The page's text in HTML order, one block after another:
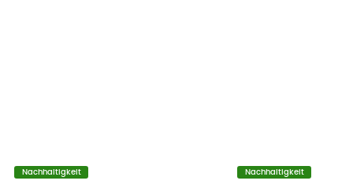
Nachhaltigkeit Nachhaltigkeit